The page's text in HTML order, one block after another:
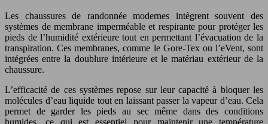
Les chaussures de randonnée modernes intègrent souvent des
systèmes de membrane imperméable et respirante pour protéger les
pieds de l’humidité extérieure tout en permettant l’évacuation de la
transpiration. Ces membranes, comme le Gore-Tex ou l’eVent, sont
intégrées entre la doublure intérieure et le matériau extérieur de la
chaussure.
L’efficacité de ces systèmes repose sur leur capacité à bloquer les
molécules d’eau liquide tout en laissant passer la vapeur d’eau. Cela
permet de garder les pieds au sec même dans des conditions
humides, ce qui est essentiel pour maintenir une température